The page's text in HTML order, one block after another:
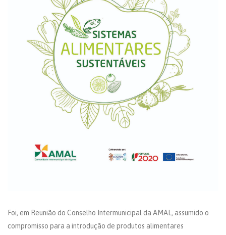
Foi, em Reunião do Conselho Intermunicipal da AMAL, assumido o
compromisso para a introdução de produtos alimentares